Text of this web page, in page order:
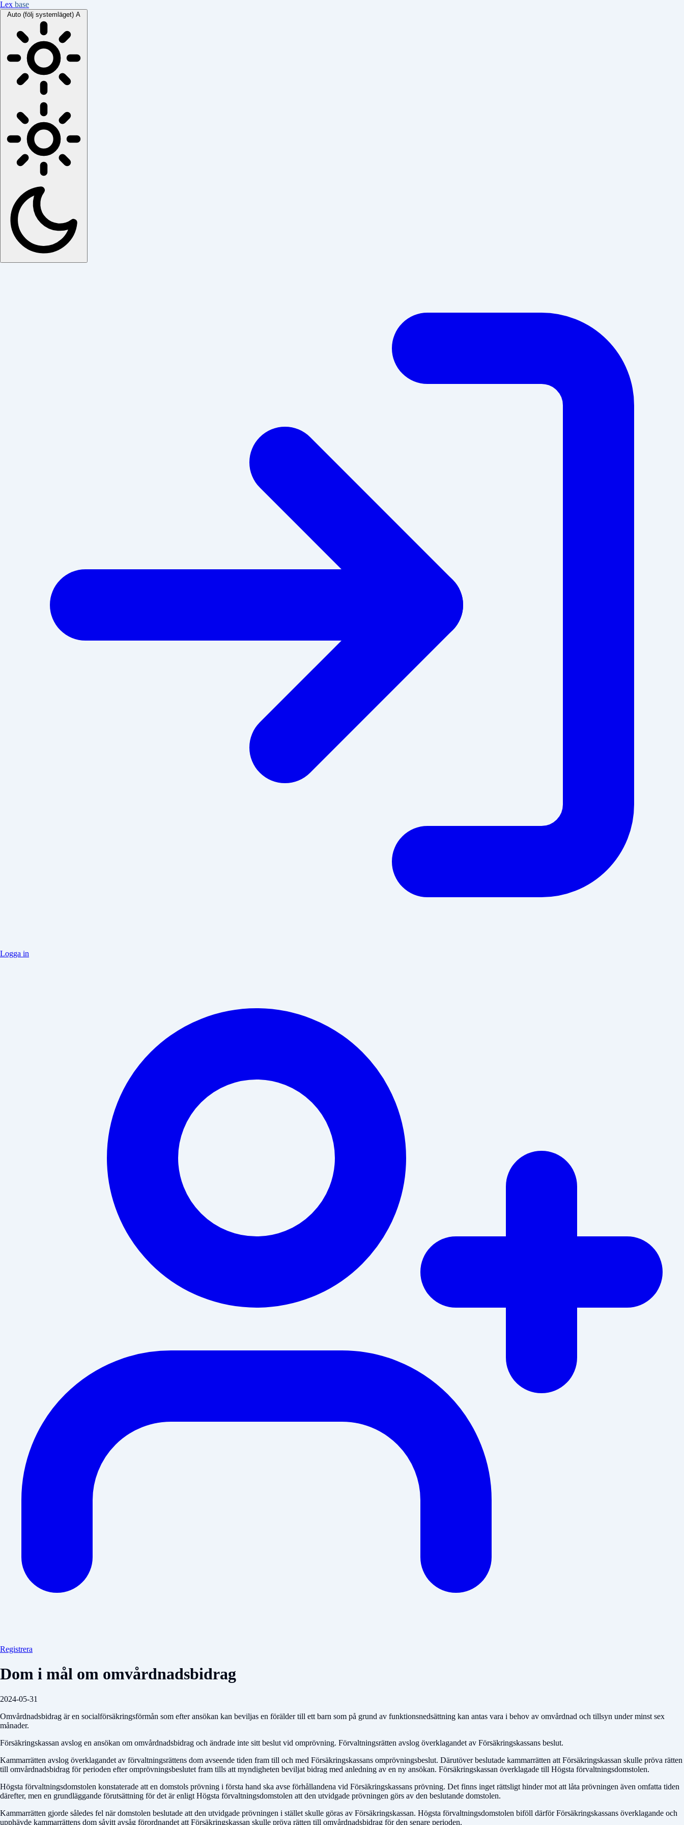
Lex base
Auto (följ systemläget) A
Logga in
Registrera
Dom i mål om omvårdnadsbidrag
2024-05-31
Omvårdnadsbidrag är en socialförsäkringsförmån som efter ansökan kan beviljas en förälder till ett barn som på grund av funktionsnedsättning kan antas vara i behov av omvårdnad och tillsyn under minst sex
månader.
Försäkringskassan avslog en ansökan om omvårdnadsbidrag och ändrade inte sitt beslut vid omprövning. Förvaltningsrätten avslog överklagandet av Försäkringskassans beslut.
Kammarrätten avslog överklagandet av förvaltningsrättens dom avseende tiden fram till och med Försäkringskassans omprövningsbeslut. Därutöver beslutade kammarrätten att Försäkringskassan skulle pröva rätten
till omvårdnadsbidrag för perioden efter omprövningsbeslutet fram tills att myndigheten beviljat bidrag med anledning av en ny ansökan. Försäkringskassan överklagade till Högsta förvaltningsdomstolen.
Högsta förvaltningsdomstolen konstaterade att en domstols prövning i första hand ska avse förhållandena vid Försäkringskassans prövning. Det finns inget rättsligt hinder mot att låta prövningen även omfatta tiden
därefter, men en grundläggande förutsättning för det är enligt Högsta förvaltningsdomstolen att den utvidgade prövningen görs av den beslutande domstolen.
Kammarrätten gjorde således fel när domstolen beslutade att den utvidgade prövningen i stället skulle göras av Försäkringskassan. Högsta förvaltningsdomstolen biföll därför Försäkringskassans överklagande och
upphävde kammarrättens dom såvitt avsåg förordnandet att Försäkringskassan skulle pröva rätten till omvårdnadsbidrag för den senare perioden.